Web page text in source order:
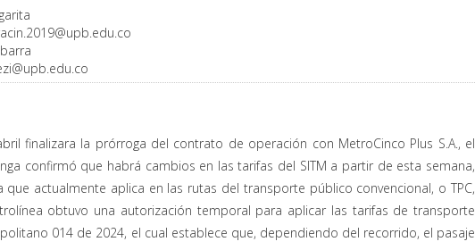
finalizara la prórroga del contrato de operación con MetroCinco Plus S.A., el
confirmó que habrá cambios en las tarifas del SITM a partir de esta semana,
actualmente aplica en las rutas del transporte público convencional, o TPC,
obtuvo una autorización temporal para aplicar las tarifas de transporte
014 de 2024, el cual establece que, dependiendo del recorrido, el pasaje